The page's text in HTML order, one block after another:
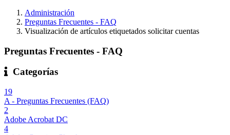
Administración
Preguntas Frecuentes - FAQ
Visualización de artículos etiquetados solicitar cuentas
Preguntas Frecuentes - FAQ
Categorías
19
A - Preguntas Frecuentes (FAQ)
2
Adobe Acrobat DC
4